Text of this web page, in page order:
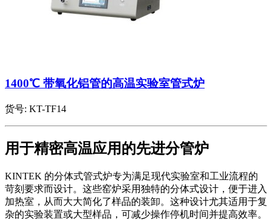
1400℃ 带氧化铝管的高温实验室管式炉
货号: KT-TF14
用于精密高温应用的先进分管炉
KINTEK 的分体式管式炉专为满足现代实验室和工业流程的
苛刻要求而设计。这些窑炉采用独特的分体式设计，便于进入
加热室，从而大大简化了样品的装卸。这种设计尤其适用于复
杂的实验装置或大型样品，可减少操作停机时间并提高效率。